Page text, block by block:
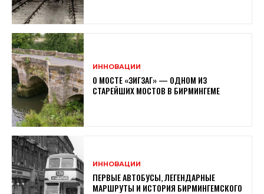
ИННОВАЦИИ
О МОСТЕ «ЗИГЗАГ» — ОДНОМ ИЗ
СТАРЕЙШИХ МОСТОВ В БИРМИНГЕМЕ
ИННОВАЦИИ
ПЕРВЫЕ АВТОБУСЫ, ЛЕГЕНДАРНЫЕ
МАРШРУТЫ И ИСТОРИЯ БИРМИНГЕМСКОГО